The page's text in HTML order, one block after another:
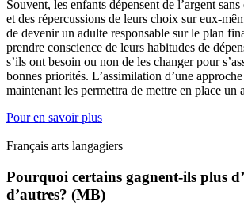
Souvent, les enfants dépensent de l’argent
et des répercussions de leurs choix sur eux-
de devenir un adulte responsable sur le plan
prendre conscience de leurs habitudes de
s’ils ont besoin ou non de les changer pour
bonnes priorités. L’assimilation d’une
maintenant les permettra de mettre en place un
Pour en savoir plus
Français arts langagiers
Pourquoi certains gagnent-ils plus
d’autres? (MB)